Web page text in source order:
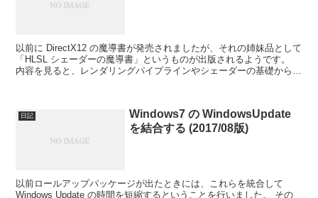
以前に DirectX12 の魔導書が発売されましたが、それの姉妹品として
「HLSL シェーダーの魔導書」というものが出版されるようです。
内容を見ると、レンダリングパイプラインやシェーダーの基礎から始
日記
Windows7 の WindowsUpdate
を結合する (2017/08版)
以前ロールアップパッケージが出たときには、これらを統合して
Windows Update の時間を短縮するということを行いました。 その